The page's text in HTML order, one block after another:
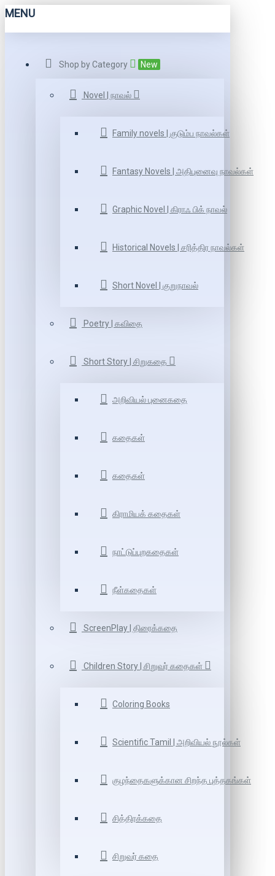
MENU
Shop by Category New
Novel | நாவல்
Family novels | குடும்ப நாவல்கள்
Fantasy Novels | அதிபுனைவு நாவல்கள்
Graphic Novel | கிராஃ பிக் நாவல்
Historical Novels | சரித்திர நாவல்கள்
Short Novel | குறுநாவல்
Poetry | கவிதை
Short Story | சிறுகதை
அறிவியல் புனைகதை
கதைகள்
கதைகள்
கிராமியக் கதைகள்
நாட்டுப்புறகதைகள்
நீள்கதைகள்
ScreenPlay | திரைக்கதை
Children Story | சிறுவர் கதைகள்
Coloring Books
Scientific Tamil | அறிவியல் நூல்கள்
குழந்தைகளுக்கான சிறந்த புத்தகங்கள்
சித்திரக்கதை
சிறுவர் கதை